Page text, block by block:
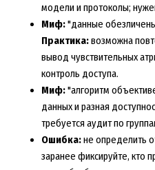
модели и протоколы;
Миф:"данные
Практика:возможна
вывод чувствительных
контроль доступа.
Миф:"алгоритм
данных и разная
требуется аудит по
Ошибка:не определить
заранее фиксируйте, кто